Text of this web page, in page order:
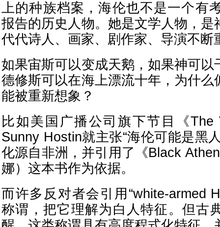
上的种族档案，海伦也不是一个有
报告的历史人物。她是文学人物，是
代代诗人、画家、剧作家、导演不断
如果宙斯可以变成天鹅，如果神可以
德修斯可以在海上漂流十年，为什么
能被重新想象？
比如美国广播公司旗下节目《The
Sunny Hostin就主张“海伦可能是黑
化源自非洲，并引用了《Black
娜）这本书作为依据。
而许多反对者会引用“white-armed
称谓，把它理解为白人特征。但古